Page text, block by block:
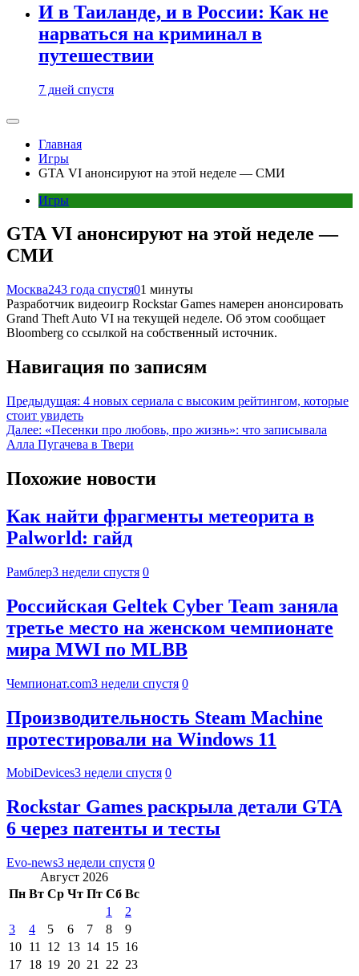
И в Таиланде, и в России: Как не
нарваться на криминал в
путешествии
7 дней спустя
Главная
Игры
GTA VI анонсируют на этой неделе — СМИ
Игры
GTA VI анонсируют на этой неделе —
СМИ
Москва243 года спустя01 минуты
Разработчик видеоигр Rockstar Games намерен анонсировать
Grand Theft Auto VI на текущей неделе. Об этом сообщает
Bloomberg со ссылкой на собственный источник.
Навигация по записям
Предыдущая: 4 новых сериала с высоким рейтингом, которые
стоит увидеть
Далее: «Песенки про любовь, про жизнь»: что записывала
Алла Пугачева в Твери
Похожие новости
Как найти фрагменты метеорита в
Palworld: гайд
Рамблер3 недели спустя 0
Российская Geltek Cyber Team заняла
третье место на женском чемпионате
мира MWI по MLBB
Чемпионат.com3 недели спустя 0
Производительность Steam Machine
протестировали на Windows 11
MobiDevices3 недели спустя 0
Rockstar Games раскрыла детали GTA
6 через патенты и тесты
Evo-news3 недели спустя 0
Август 2026
Пн Вт Ср Чт Пт Сб Вс
1
2
3
4 5 6 7 8
9
10 11 12 13 14 15 16
17 18 19 20 21 22 23